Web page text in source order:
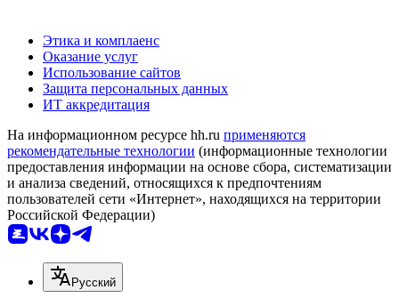
Этика и комплаенс
Оказание услуг
Использование сайтов
Защита персональных данных
ИТ аккредитация
На информационном ресурсе hh.ru применяются
рекомендательные технологии (информационные технологии
предоставления информации на основе сбора, систематизации
и анализа сведений, относящихся к предпочтениям
пользователей сети «Интернет», находящихся на территории
Российской Федерации)
Русский